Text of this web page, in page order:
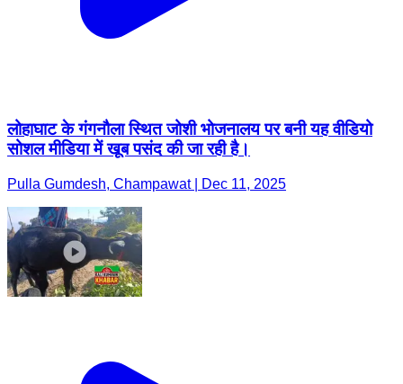
लोहाघाट के गंगनौला स्थित जोशी भोजनालय पर बनी यह वीडियो
सोशल मीडिया में खूब पसंद की जा रही है।
Pulla Gumdesh, Champawat | Dec 11, 2025